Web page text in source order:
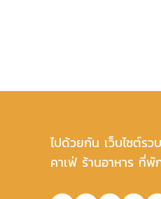
ไปด้วยกัน เว็บไซต์ร
คาเฟ่ ร้านอาหาร ที่พั